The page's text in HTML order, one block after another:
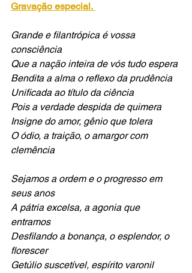
Gravação especial.
Grande e filantrópica é vossa
consciência
Que a nação inteira de vós tudo espera
Bendita a alma o reflexo da prudência
Unificada ao título da ciência
Pois a verdade despida de quimera
Insigne do amor, gênio que tolera
O ódio, a traição, o amargor com
clemência
Sejamos a ordem e o progresso em
seus anos
A pátria excelsa, a agonia que
entramos
Desfilando a bonança, o esplendor, o
florescer
Getúlio suscetível, espírito varonil